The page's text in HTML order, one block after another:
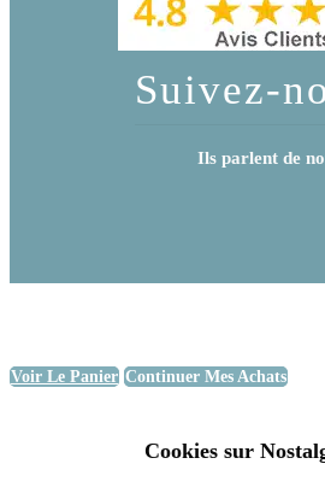
Suivez-
Ils parlent de
Voir Le Panier Continuer Mes Achats
Cookies sur